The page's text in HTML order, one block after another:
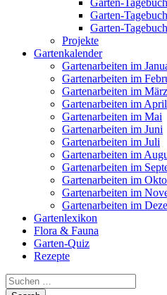
Garten-
Garten-
Garten-
Projekte
Gartenkalender
Gartenarbeiten im
Gartenarbeiten im
Gartenarbeiten im März
Gartenarbeiten im April
Gartenarbeiten im Mai
Gartenarbeiten im Juni
Gartenarbeiten im Juli
Gartenarbeiten im
Gartenarbeiten im
Gartenarbeiten im
Gartenarbeiten im
Gartenarbeiten im
Gartenlexikon
Flora & Fauna
Garten-Quiz
Rezepte